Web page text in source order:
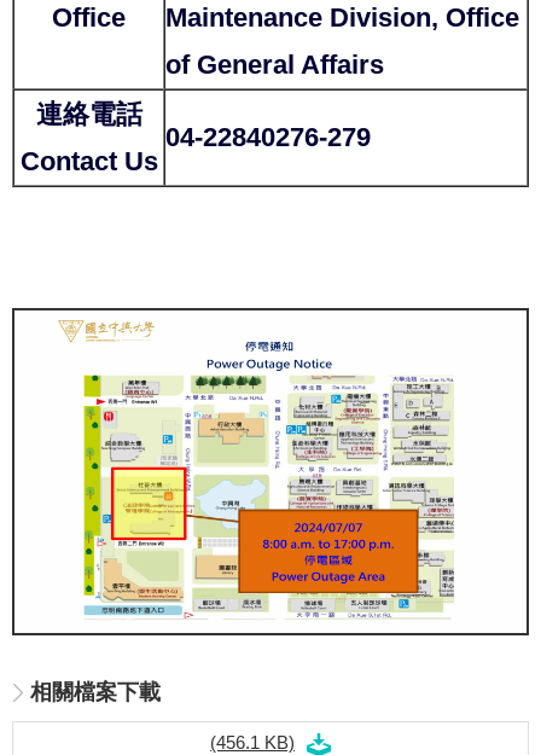
Office
Maintenance Division, Office
of General Affairs
連絡電話
Contact Us
04-22840276-279
相關檔案下載
(456.1 KB)